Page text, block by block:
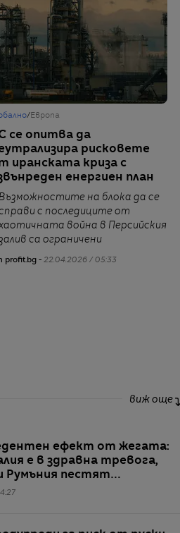
/ Европа
се опитва да
рисковете
иранската криза с
енергиен план
Възможностите на блока да се
с последиците от
война в Персийския
залив са ограничени
profit.bg - 22.04.2026 / 05:33
виж още
ефект от жегата:
е в здравна тревога,
Румъния пестят